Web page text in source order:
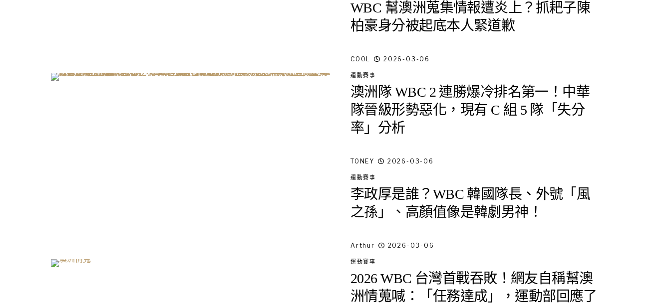
WBC 幫澳洲蒐集情報遭炎上？抓耙子陳
柏豪身分被起底本人緊道歉
COOL 2026-03-06
運動賽事
澳洲隊 WBC 2 連勝爆冷排名第一！中華
隊晉級形勢惡化，現有 C 組 5 隊「失分
率」分析
TONEY 2026-03-06
運動賽事
李政厚是誰？WBC 韓國隊長、外號「風
之孫」、高顏值像是韓劇男神！
Arthur 2026-03-06
運動賽事
2026 WBC 台灣首戰吞敗！網友自稱幫澳
洲情蒐喊：「任務達成」，運動部回應了